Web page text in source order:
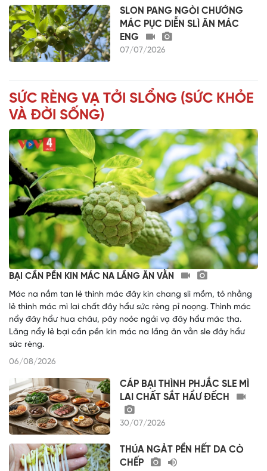
SLON PANG NGÒI CHƯỚNG
MÁC PỤC DIỄN SLÌ ĂN MÁC
ENG
07/07/2026
SỨC RÈNG VẠ TỞI SLỔNG (SỨC KHỎE
VÀ ĐỜI SỐNG)
BẠI CẦN PỀN KIN MÁC NA LẦNG ĂN VẰN
Mác na nắm tan lẻ thình mác đây kin chang slì mồm, tỏ nhằng
lẻ thình mác mì lai chất đây hẩư sức rèng pỉ noọng. Thình mác
nẩy đây hẩư hua châư, pây noỏc ngải vạ đây hẩư mác tha.
Lăng nẩy lẻ bại cần pền kin mác na lầng ăn vằn sle đây hẩư
sức rèng.
06/08/2026
CÁP BẠI THÌNH PHJẮC SLE MÌ
LAI CHẤT SẮT HẨƯ ĐẾCH
30/07/2026
THÚA NGẢT PỀN HẾT DA CÒ
CHẾP